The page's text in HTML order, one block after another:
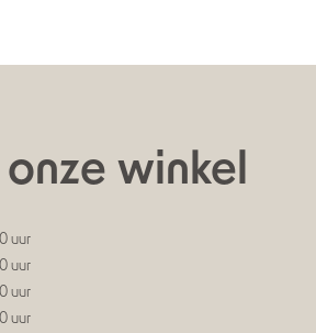
winkel
uur
uur
uur
uur